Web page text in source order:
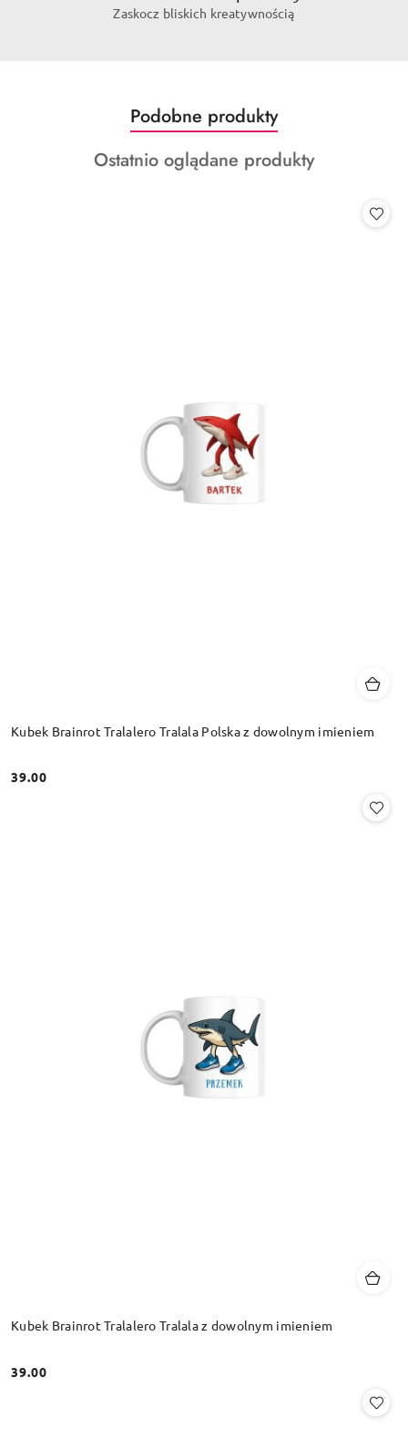
Zaskocz bliskich kreatywnością
Pomiń karuzelę produktów
Produkty
o
statusie:
Podobne produkty
Produkty
Ostatnio oglądane produkty
Kubek Brainrot Tralalero Tralala Polska z dowolnym imieniem
Cena:
39.00
Kubek Brainrot Tralalero Tralala z dowolnym imieniem
Cena:
39.00